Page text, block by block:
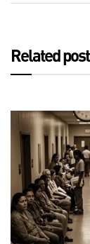
Related post